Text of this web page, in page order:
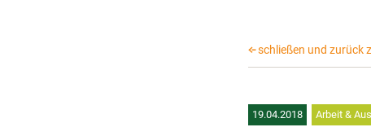
schließen und zurück
19.04.2018 Arbeit &